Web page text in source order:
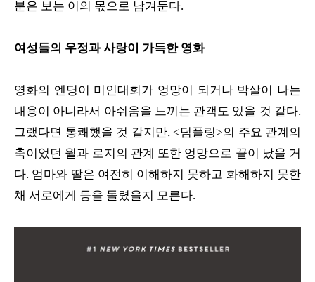
분은 보는 이의 몫으로 남겨둔다.
여성들의 우정과 사랑이 가득한 영화
영화의 엔딩이 미인대회가 엉망이 되거나 박살이 나는
내용이 아니라서 아쉬움을 느끼는 관객도 있을 것 같다.
그랬다면 통쾌했을 것 같지만, <덤플링>의 주요 관계의
축이었던 윌과 로지의 관계 또한 엉망으로 끝이 났을 거
다. 엄마와 딸은 여전히 이해하지 못하고 화해하지 못한
채 서로에게 등을 돌렸을지 모른다.